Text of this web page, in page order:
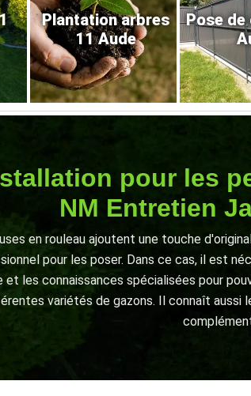
Plantation arbres
11 Aude
Pose
pour les
NM Entretien
en rouleau ajoutent une touche
pour les poser. Dans ce cas, il est
et les connaissances spécialisées pour
variétés de gazons. Il connaît aussi